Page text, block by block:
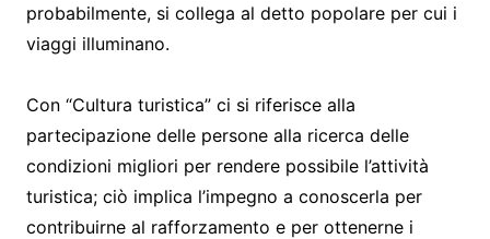
probabilmente, si collega al detto popolare per cui i
viaggi illuminano.
Con “Cultura turistica” ci si riferisce alla
partecipazione delle persone alla ricerca delle
condizioni migliori per rendere possibile l’attività
turistica; ciò implica l’impegno a conoscerla per
contribuirne al rafforzamento e per ottenerne i